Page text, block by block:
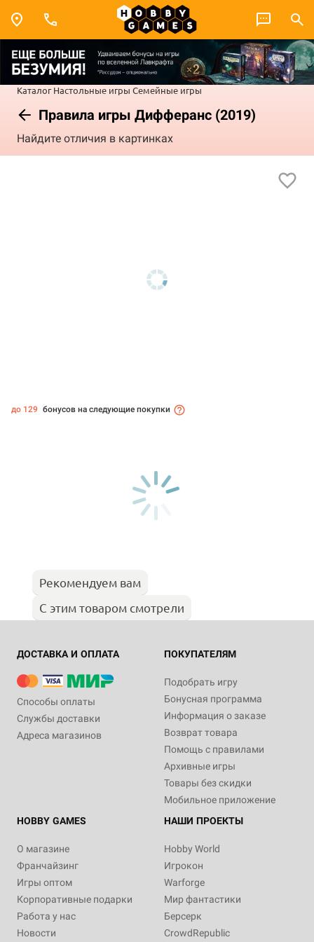
Каталог Настольные игры Семейные игры
Правила игры Дифферанс (2019)
Найдите отличия в картинках
до 129 бонусов на следующие покупки
Рекомендуем вам
С этим товаром смотрели
ДОСТАВКА И ОПЛАТА
Способы оплаты
Службы доставки
Адреса магазинов
ПОКУПАТЕЛЯМ
Подобрать игру
Бонусная программа
Информация о заказе
Возврат товара
Помощь с правилами
Архивные игры
Товары без скидки
Мобильное приложение
HOBBY GAMES
О магазине
Франчайзинг
Игры оптом
Корпоративные подарки
Работа у нас
Новости
НАШИ ПРОЕКТЫ
Hobby World
Игрокон
Warforge
Мир фантастики
Берсерк
CrowdRepublic